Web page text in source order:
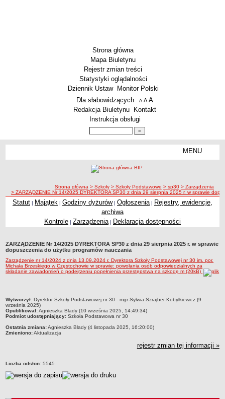
Strona główna
Mapa Biuletynu
Rejestr zmian treści
Statystyki oglądalności
Dziennik Ustaw
Monitor Polski
Menu dodatkowe
Dla słabowidzących A pomniejsz czcionkę
A standardowy rozmiar czcionki
A
Redakcja Biuletynu
Kontakt
Instrukcja obsługi
MENU
Zespoły Szkół
Techniczne Zakłady Naukowe
PRZEDSZKOLA
ARCHIWUM SZKÓŁ I PLACÓWEK
Zlikwidowane gimnazja
Przekształcone szkoły i placówki
Specjalny Ośrodek nr 1
Specjalny Ośrodek nr 5
BURSA MIEJSKA
Godziny dyżurów
ścieżka nawigacji
Strona główna > Szkoły > Szkoły Podstawowe > sp30 > Zarządzenia
> ZARZĄDZENIE Nr 14/2025 DYREKTORA SP30 z dnia 29 sierpnia 2025 r. w sprawie
Statut | Majątek | Godziny dyżurów| Ogłoszenia | Rejestry, ewidencje,
archiwa
Kontrole | Zarządzenia | Deklaracja dostępności
ZARZĄDZENIE Nr 14/2025 DYREKTORA SP30 z dnia 29 sierpnia 2025 r. w sprawie
dopuszczenia do użytku programów nauczania
Zarządzenie nr 14/2024 z dnia 13.09.2024 r. Dyrektora Szkoły Podstawowej nr 30 im. por.
Michała Brzeskiego w Częstochowie w sprawie: powołania osób odpowiedzialnych za
składanie zawiadomień o podejrzeniu popełnienia przestępstwa na szkodę m (20kB)
metryczka
Wytworzył: Dyrektor Szkoły Podstawowej nr 30 - mgr Sylwia Szrajber-Kobyłkiewicz (9
września 2025)
Opublikował:Agnieszka Blady (10 września 2025, 14:49:34)
Podmiot udostępniający: Szkoła Podstawowa nr 30
Ostatnia zmiana:Agnieszka Blady (4 listopada 2025, 16:20:00)
Zmieniono:Aktualizacja
rejestr zmian tej informacji »
Liczba odsłon: 5545